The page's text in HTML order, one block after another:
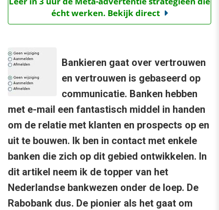
écht werken. Bekijk direct
Bankieren gaat over vertrouwen
en vertrouwen is gebaseerd op
communicatie. Banken hebben
met e-mail een fantastisch middel in handen
om de relatie met klanten en prospects op en
uit te bouwen. Ik ben in contact met enkele
banken die zich op dit gebied ontwikkelen. In
dit artikel neem ik de topper van het
Nederlandse bankwezen onder de loep. De
Rabobank dus. De pionier als het gaat om